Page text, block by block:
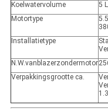
Koelwatervolume
5
Motortype
Installatietype
N.W.vanblazerzondermotor
Verpakkingsgrootte ca.